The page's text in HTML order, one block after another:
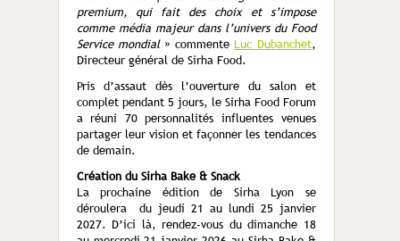
premium, qui fait des choix et s’impose
comme média majeur dans l’univers du Food
Service mondial» commente Luc Dubanchet,
Directeur général de Sirha Food.
Pris d’assaut dès l’ouverture du salon et
complet pendant 5 jours, le Sirha Food Forum
a réuni 70 personnalités influentes venues
partager leur vision et façonner les tendances
de demain.
Création du Sirha Bake & Snack
La prochaine édition de Sirha Lyon se
déroulera du jeudi 21 au lundi 25 janvier
2027. D’ici là, rendez-vous du dimanche 18